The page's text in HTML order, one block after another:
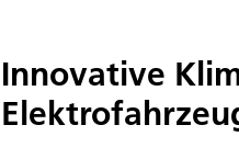
Innovative